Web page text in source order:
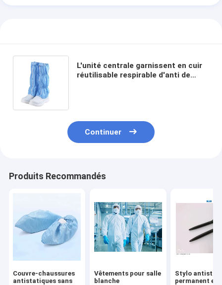
L'unité centrale garnissent en cuir
réutilisable respirable d'anti de
Continuer
Produits Recommandés
Couvre-chaussures
antistatiques sans
Vêtements pour salle
blanche
Stylo
permanent en